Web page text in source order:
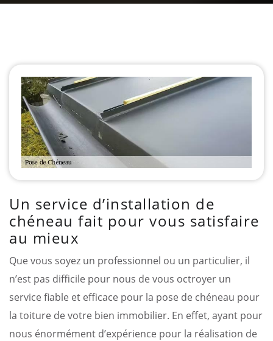
Un service d’installation de
chéneau fait pour vous satisfaire
au mieux
Que vous soyez un professionnel ou un particulier, il
n’est pas difficile pour nous de vous octroyer un
service fiable et efficace pour la pose de chéneau pour
la toiture de votre bien immobilier. En effet, ayant pour
nous énormément d’expérience pour la réalisation de